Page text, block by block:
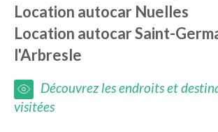
Location autocar Nuelles
Location autocarSaint-
l'Arbresle
Découvrez les endroits et
visitées